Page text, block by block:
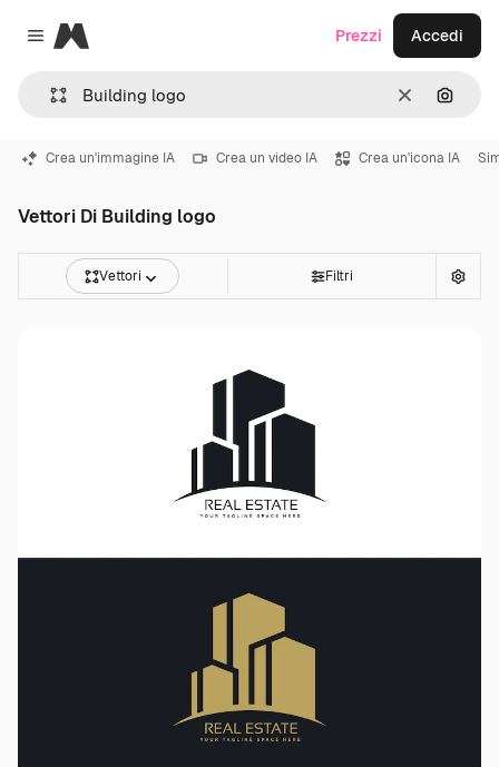
Close menu
Magnific
CancellaCerca
Prezzi Accedi
Crea un'immagine IA Crea un video IA Crea un'icona IA
Vettori Di Building logo
Vettori Filtri